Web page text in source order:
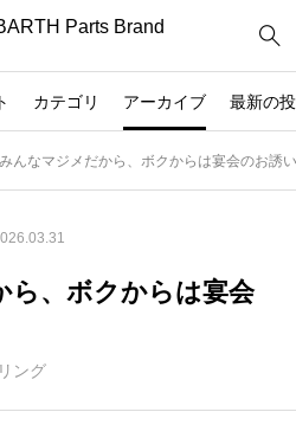
カテゴリ アーカイブ 最新の
239
34
25
製品
みんなマジメだから、ボクからは宴会のお誘い
ら、ボクからは宴会
ング